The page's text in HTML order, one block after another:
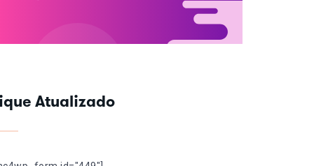
Atualizado